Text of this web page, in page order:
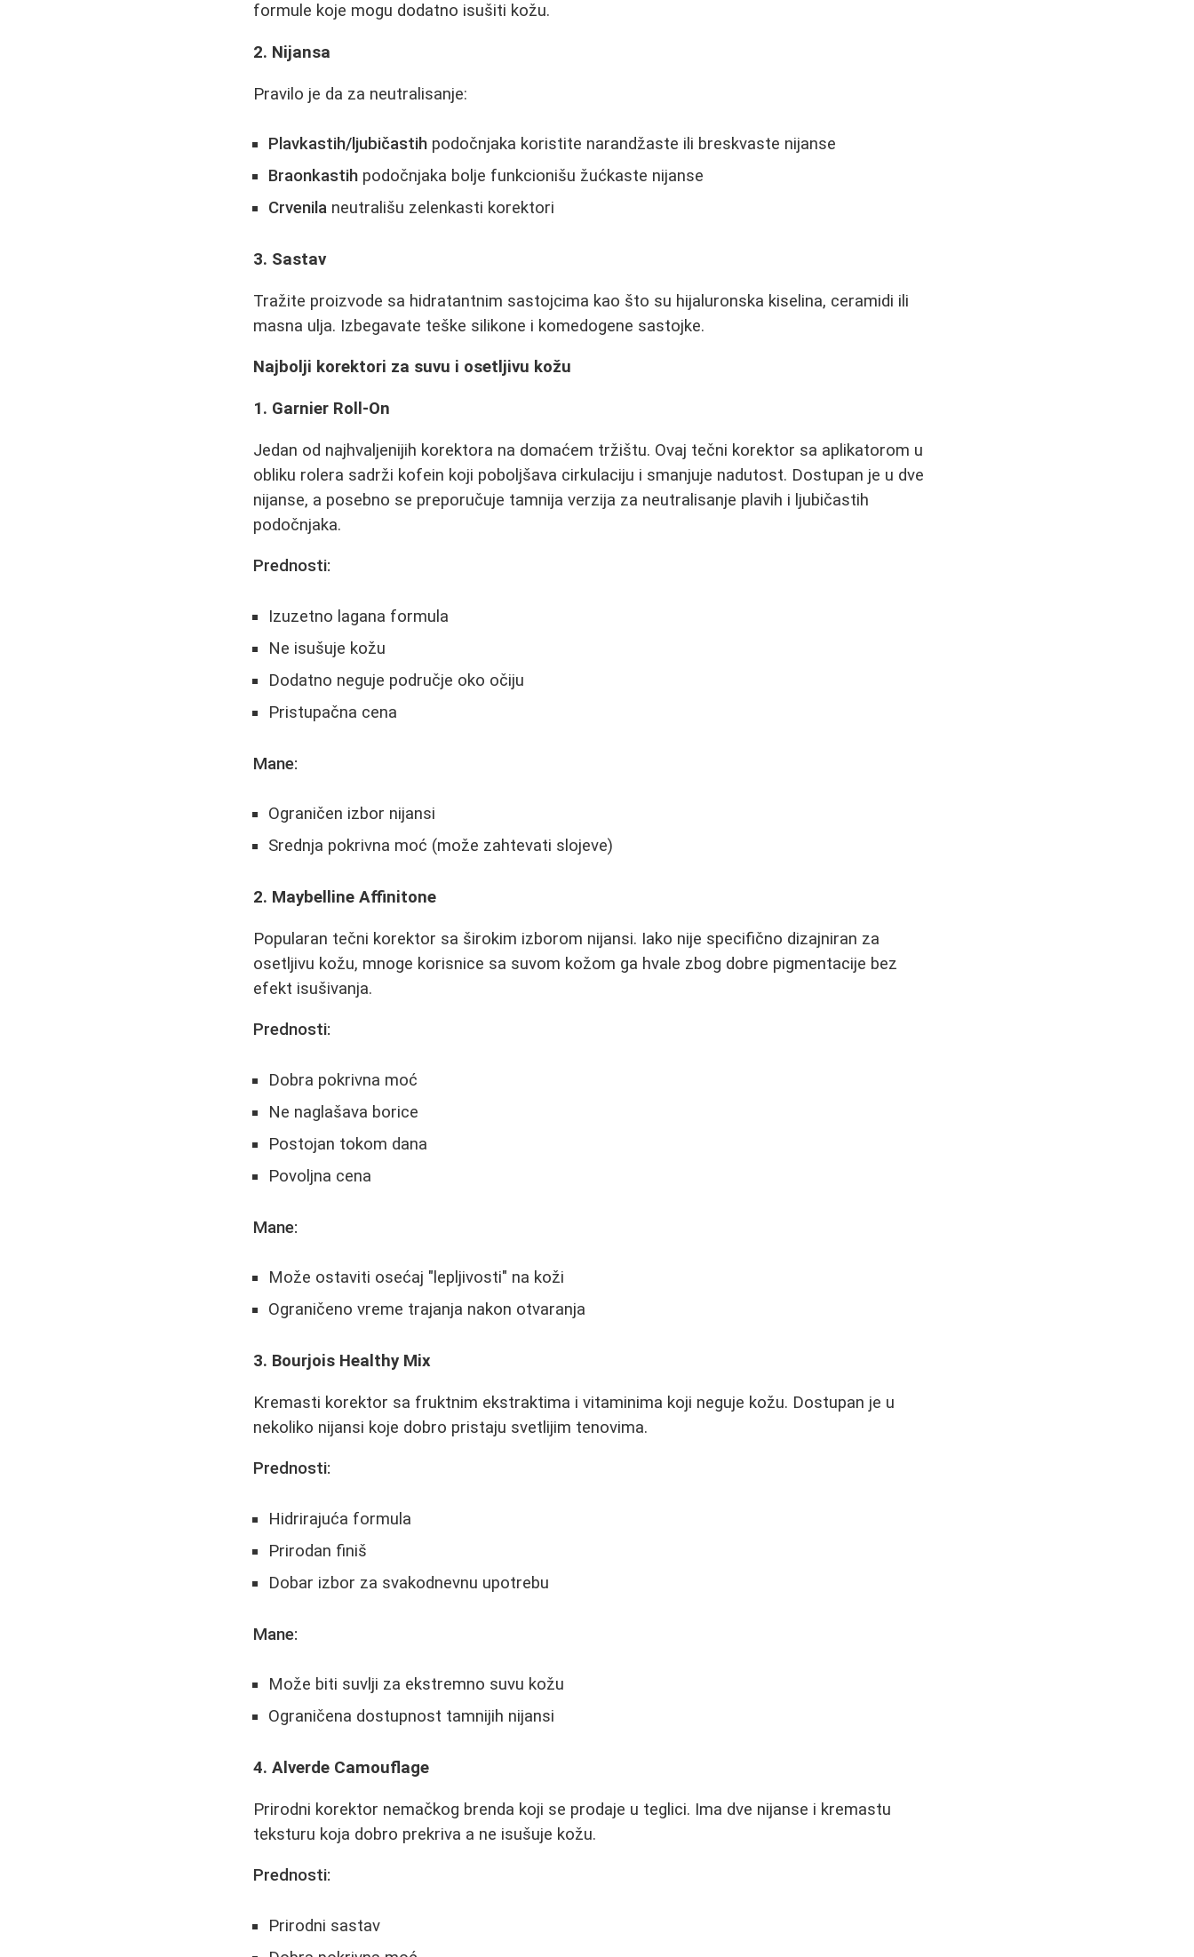
formule koje mogu dodatno isušiti kožu.
2. Nijansa
Pravilo je da za neutralisanje:
Plavkastih/ljubičastih podočnjaka koristite narandžaste ili breskvaste nijanse
Braonkastih podočnjaka bolje funkcionišu žućkaste nijanse
Crvenila neutrališu zelenkasti korektori
3. Sastav
Tražite proizvode sa hidratantnim sastojcima kao što su hijaluronska kiselina, ceramidi ili
masna ulja. Izbegavate teške silikone i komedogene sastojke.
Najbolji korektori za suvu i osetljivu kožu
1. Garnier Roll-On
Jedan od najhvaljenijih korektora na domaćem tržištu. Ovaj tečni korektor sa aplikatorom u
obliku rolera sadrži kofein koji poboljšava cirkulaciju i smanjuje nadutost. Dostupan je u dve
nijanse, a posebno se preporučuje tamnija verzija za neutralisanje plavih i ljubičastih
podočnjaka.
Prednosti:
Izuzetno lagana formula
Ne isušuje kožu
Dodatno neguje područje oko očiju
Pristupačna cena
Mane:
Ograničen izbor nijansi
Srednja pokrivna moć (može zahtevati slojeve)
2. Maybelline Affinitone
Popularan tečni korektor sa širokim izborom nijansi. Iako nije specifično dizajniran za
osetljivu kožu, mnoge korisnice sa suvom kožom ga hvale zbog dobre pigmentacije bez
efekt isušivanja.
Prednosti:
Dobra pokrivna moć
Ne naglašava borice
Postojan tokom dana
Povoljna cena
Mane:
Može ostaviti osećaj "lepljivosti" na koži
Ograničeno vreme trajanja nakon otvaranja
3. Bourjois Healthy Mix
Kremasti korektor sa fruktnim ekstraktima i vitaminima koji neguje kožu. Dostupan je u
nekoliko nijansi koje dobro pristaju svetlijim tenovima.
Prednosti:
Hidrirajuća formula
Prirodan finiš
Dobar izbor za svakodnevnu upotrebu
Mane:
Može biti suvlji za ekstremno suvu kožu
Ograničena dostupnost tamnijih nijansi
4. Alverde Camouflage
Prirodni korektor nemačkog brenda koji se prodaje u teglici. Ima dve nijanse i kremastu
teksturu koja dobro prekriva a ne isušuje kožu.
Prednosti:
Prirodni sastav